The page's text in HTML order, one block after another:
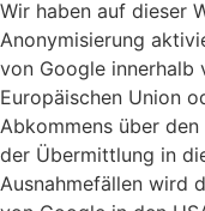
Wir haben auf dieser
Anonymisierung
von Google
Europäischen Union
Abkommens über
der Übermittlung in
Ausnahmefällen wird